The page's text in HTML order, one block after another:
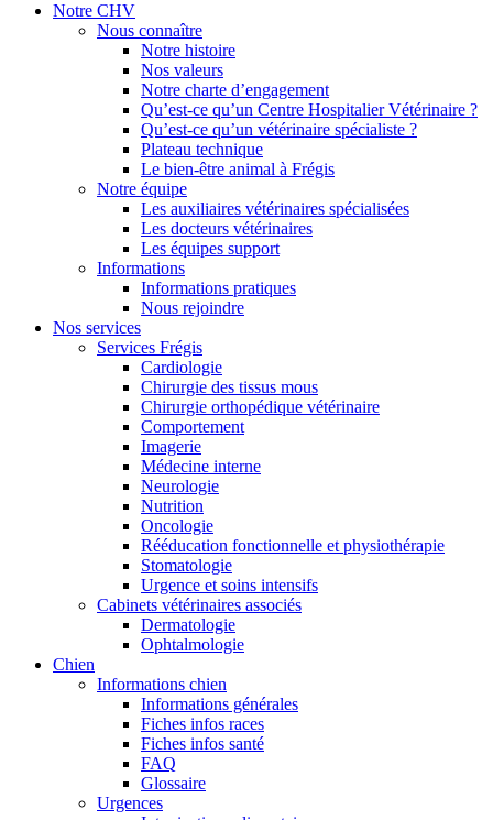
Notre CHV
Nous connaître
Notre histoire
Nos valeurs
Notre charte d’engagement
Qu’est-ce qu’un Centre Hospitalier Vétérinaire ?
Qu’est-ce qu’un vétérinaire spécialiste ?
Plateau technique
Le bien-être animal à Frégis
Notre équipe
Les auxiliaires vétérinaires spécialisées
Les docteurs vétérinaires
Les équipes support
Informations
Informations pratiques
Nous rejoindre
Nos services
Services Frégis
Cardiologie
Chirurgie des tissus mous
Chirurgie orthopédique vétérinaire
Comportement
Imagerie
Médecine interne
Neurologie
Nutrition
Oncologie
Rééducation fonctionnelle et physiothérapie
Stomatologie
Urgence et soins intensifs
Cabinets vétérinaires associés
Dermatologie
Ophtalmologie
Chien
Informations chien
Informations générales
Fiches infos races
Fiches infos santé
FAQ
Glossaire
Urgences